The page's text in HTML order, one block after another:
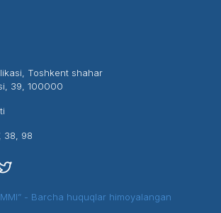
Toshkent shahar
39, 100000
38, 98
- Barcha huquqlar himoyalangan